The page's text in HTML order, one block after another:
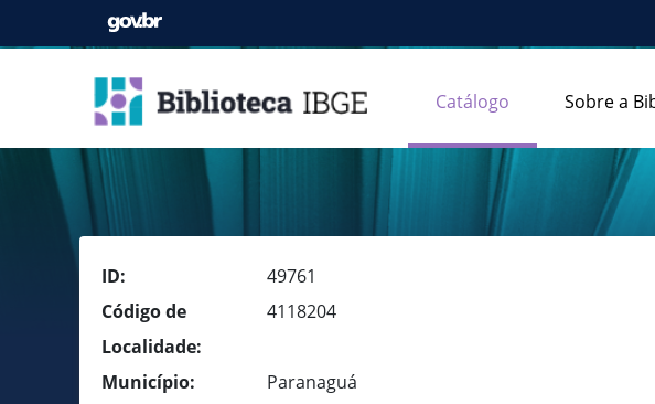
Catálogo Sobre a
ID:
49761
Código de
Localidade:
4118204
Município:
Paranaguá